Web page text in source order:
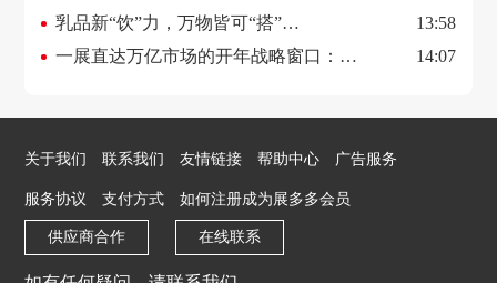
质生产力赋能行业高质量发展
乳品新“饮”力，万物皆可“搭”
2026HOTELEX上海展乳制品板块强势来
13:58
一展直达万亿市场的开年战略窗口：
14:07
关于我们 联系我们 友情链接 帮助中心 广告服务
服务协议 支付方式 如何注册成为展多多会员
供应商合作 在线联系